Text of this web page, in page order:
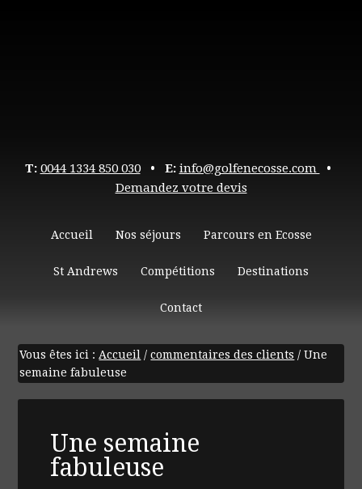
T: 0044 1334 850 030• E: info@golfenecosse.com
•
Demandez votre devis
Accueil Nos séjours Parcours en Ecosse
St Andrews Compétitions Destinations
Contact
Vous êtes ici :Accueil / commentaires des clients / Une
semaine fabuleuse
Une semaine
fabuleuse